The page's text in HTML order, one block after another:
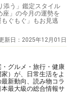
添う」鑑定スタイル
座」の今月の運勢を
ぐもぐ」もお見逃
新日： 2025年12月01日
・グルメ・旅行・健康
）が、日常生活をよ
新動向、読み物コラ
最大級の総合情報サ